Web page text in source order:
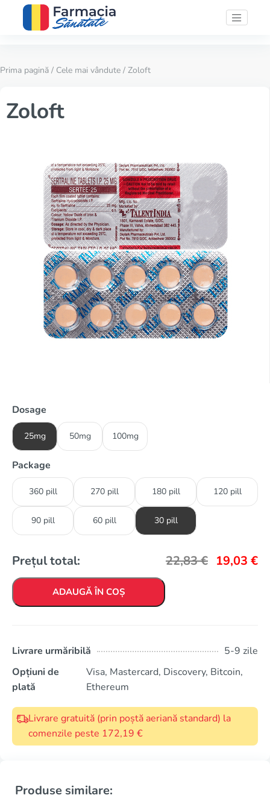
Prima pagină / Cele mai vândute / Zoloft
Zoloft
Dosage
25mg 50mg 100mg
Package
360 pill 270 pill 180 pill 120 pill
90 pill 60 pill 30 pill
Prețul total: 22,83€ 19,03 €
ADAUGĂ ÎN COȘ
Livrare urmăribilă
5-9 zile
Opțiuni de
plată
Visa, Mastercard, Discovery, Bitcoin,
Ethereum
Livrare gratuită (prin poștă aeriană standard) la
comenzile peste 172,19 €
Produse similare: